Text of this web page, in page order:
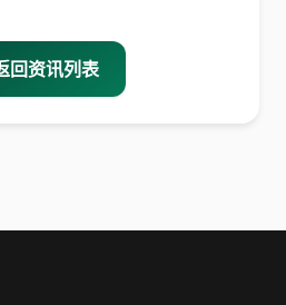
回资讯列表